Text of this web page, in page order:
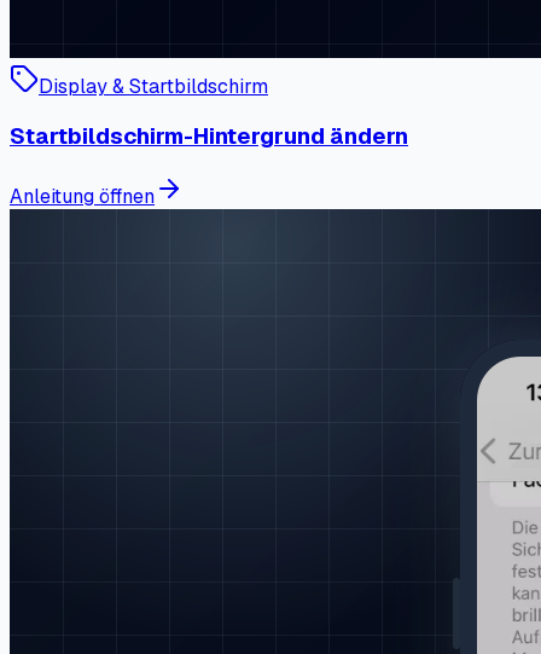
Display & Startbildschirm
Startbildschirm-Hintergrund ändern
Anleitung öffnen